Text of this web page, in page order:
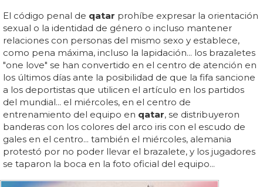
El código penal de qatar prohíbe expresar la orientación
sexual o la identidad de género o incluso mantener
relaciones con personas del mismo sexo y establece,
como pena máxima, incluso la lapidación... los brazaletes
"one love" se han convertido en el centro de atención en
los últimos días ante la posibilidad de que la fifa sancione
a los deportistas que utilicen el artículo en los partidos
del mundial... el miércoles, en el centro de
entrenamiento del equipo en qatar, se distribuyeron
banderas con los colores del arco iris con el escudo de
gales en el centro... también el miércoles, alemania
protestó por no poder llevar el brazalete, y los jugadores
se taparon la boca en la foto oficial del equipo...